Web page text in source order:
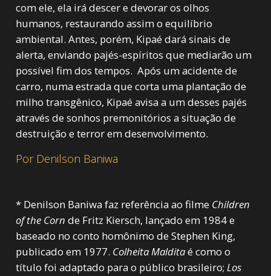
com ele, ela irá descer e devorar os olhos
humanos, restaurando assim o equilíbrio
ambiental. Antes, porém, Kipaé dará sinais de
alerta, enviando pajés-espíritos que mediarão um
possível fim dos tempos. Após um acidente de
carro, numa estrada que corta uma plantação de
milho transgênico, Kipaé avisa a um desses pajés
através de sonhos premonitórios a situação de
destruição e terror em desenvolvimento.
Por Denilson Baniwa
* Denilson Baniwa faz referência ao filme Children
of the Corn de Fritz Kiersch, lançado em 1984 e
baseado no conto homônimo de Stephen King,
publicado em 1977. Colheita Malditaé como o
título foi adaptado para o público brasileiro; Los